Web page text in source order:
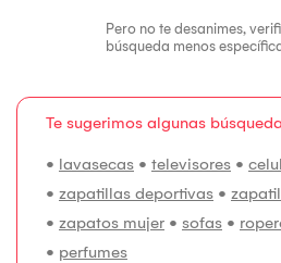
Pero no te desanimes,
búsqueda menos
Te sugerimos algunas
• lavasecas • televisores •
• zapatillas deportivas •
• zapatos mujer • sofas •
• perfumes